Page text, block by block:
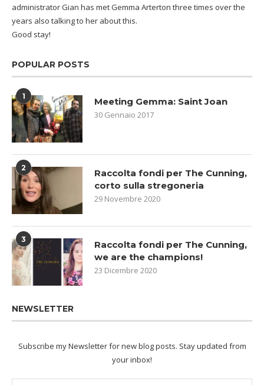
administrator Gian has met Gemma Arterton three times over the
years also talking to her about this.
Good stay!
POPULAR POSTS
1 Meeting Gemma: Saint Joan
30 Gennaio 2017
2
Raccolta fondi per The Cunning,
corto sulla stregoneria
29 Novembre 2020
3
Raccolta fondi per The Cunning,
we are the champions!
23 Dicembre 2020
NEWSLETTER
Subscribe my Newsletter for new blog posts. Stay updated from
your inbox!